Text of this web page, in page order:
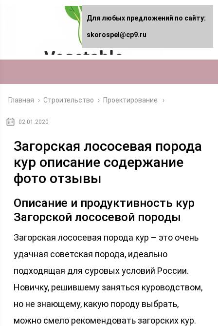
Главная › Строительство › Проектирование
02.01.2020
Загорская лососевая порода
кур описание содержание
фото отзывы
Описание и продуктивность кур
Загорской лососевой породы
Загорская лососевая порода кур – это очень
удачная советская порода, идеально
подходящая для суровых условий России.
Новичку, решившему заняться куроводством,
но не знающему, какую породу выбрать,
можно смело рекомендовать загорских кур.
Для любых предложений по сайту:
skorospel@cp9.ru